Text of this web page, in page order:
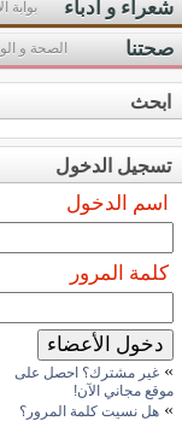
شعراء و أدباء بوابة
صحتنا الصحة و
ابحث
تسجيل الدخول
اسم الدخول
كلمة المرور
» غير مشترك؟ احصل على
موقع مجاني الآن!
» هل نسيت كلمة المرور؟